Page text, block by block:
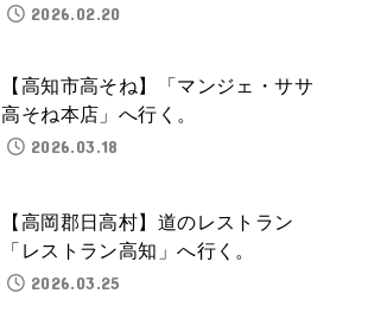
2026.02.20
【高知市高そね】「マンジェ・ササ
高そね本店」へ行く。
2026.03.18
【高岡郡日高村】道のレストラン
「レストラン高知」へ行く。
2026.03.25